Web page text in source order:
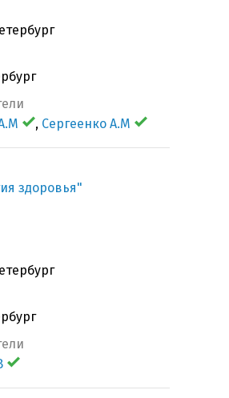
, Сергеенко А.М
здоровья"